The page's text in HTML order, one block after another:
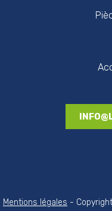
Mentions légales -